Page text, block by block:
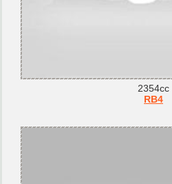
2354cc
RB4